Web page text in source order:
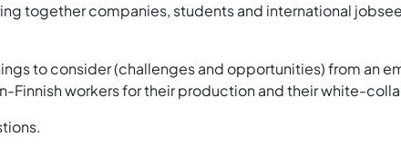
togethercompanies, students and international
to consider (challenges and opportunities) from an
Finnish workersfor their production and their white-